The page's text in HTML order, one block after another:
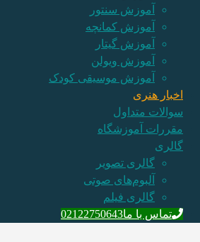
آموزش سنتور
آموزش کمانچه
آموزش گیتار
آموزش ویولن
آموزش موسیقی کودک
اخبار هنری
سوالات متداول
مقررات آموزشگاه
گالری
گالری تصویر
آلبوم‌های صوتی
گالری فیلم
تماس با ما02122750643